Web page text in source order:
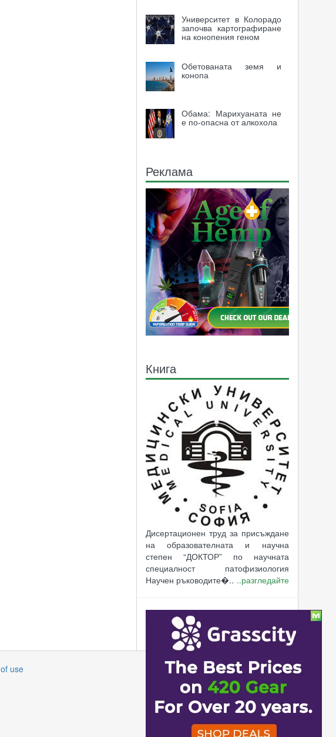
Университет в Колорадо
започва картографиране
на конопения геном
Обетованата земя и
конопа
Обама: Марихуаната не
е по-опасна от алкохола
Реклама
Книга
Дисертационен труд за присъждане
на образователната и научна
степен “ДОКТОР” по научната
специалност патофизиология
Научен ръководите�.. ..разгледайте
В момента има 149 госта и 0
потребителя използващи сайта.
2026-08-08 09:44:48
use